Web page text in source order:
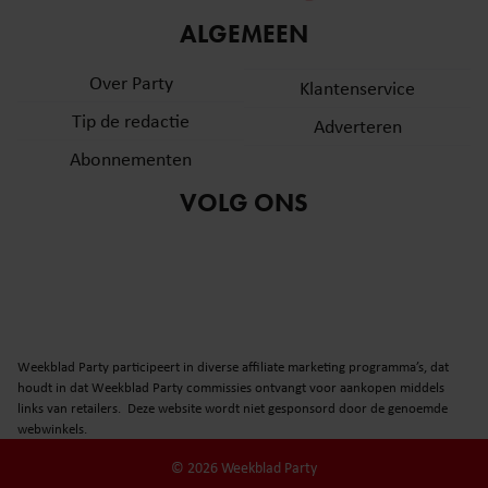
partners voor social media, adverteren en analyse. Deze
informatie die u aan ze heeft verstrekt of die ze hebben
verzameld op basis van uw gebruik van hun services. U
gebruiken.
ALGEMEEN
Over Party
Tip de redactie
Abonnementen
Klantenservice
Adverteren
VOLG ONS
Weekblad Party participeert in diverse affiliate marketing programma’s, dat
houdt in dat Weekblad Party commissies ontvangt voor aankopen middels
links van retailers. Deze website wordt niet gesponsord door de genoemde
webwinkels.
© 2026 Weekblad Party